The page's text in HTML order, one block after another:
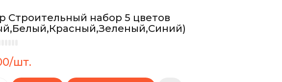
Строительный набор 5 цветов
шт.